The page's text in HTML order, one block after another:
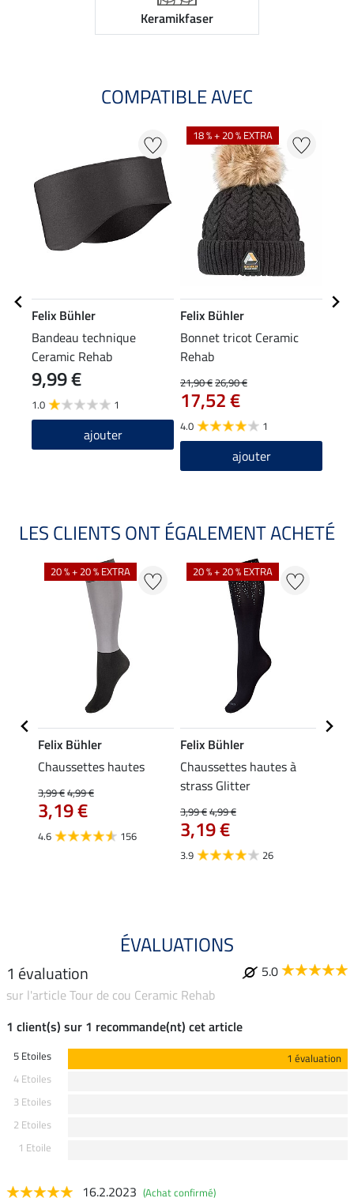
Keramikfaser
COMPATIBLE AVEC
Felix Bühler
Bandeau technique
Ceramic Rehab
9,99 €
1.0 1
ajouter
18 % + 20 % EXTRA
Felix Bühler
Bonnet tricot Ceramic
Rehab
21,90 €26,90 €
17,52 €
4.0 1
ajouter
LES CLIENTS ONT ÉGALEMENT ACHETÉ
20 % + 20 % EXTRA
Felix Bühler
Chaussettes hautes
3,99 €4,99 €
3,19 €
4.6 156
20 % + 20 % EXTRA
Felix Bühler
Chaussettes hautes à
strass Glitter
3,99 €4,99 €
3,19 €
3.9 26
ÉVALUATIONS
1 évaluation
5.0
sur l'article Tour de cou Ceramic Rehab
1 client(s) sur 1 recommande(nt) cet article
5 Etoiles
1 évaluation
4 Etoiles
3 Etoiles
2 Etoiles
1 Etoile
16.2.2023 (Achat confirmé)